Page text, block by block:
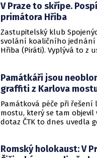
europoslanec Jiří Pospíšil
V Praze to skřípe.
primátora Hřiba
Zastupitelský klub
svolání koaličního jednání
Hřiba (Piráti). Vyplývá to z
Památkáři jsou
graffiti z Karlova
Památková péče při
mostu, který se tam objevil
dotaz ČTK to dnes uvedla
Romský holokaust: V